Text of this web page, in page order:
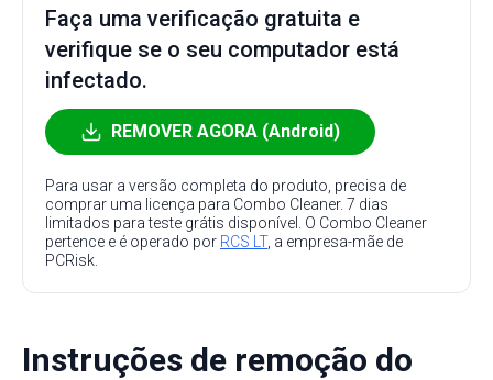
Faça uma verificação gratuita e
verifique se o seu computador está
infectado.
REMOVER AGORA (Android)
Para usar a versão completa do produto, precisa de
comprar uma licença para Combo Cleaner. 7 dias
limitados para teste grátis disponível. O Combo Cleaner
pertence e é operado por RCS LT, a empresa-mãe de
PCRisk.
Instruções de remoção do